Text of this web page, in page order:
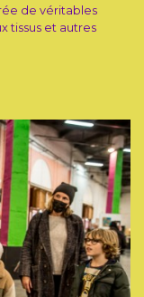
de véritables
tissus et autres